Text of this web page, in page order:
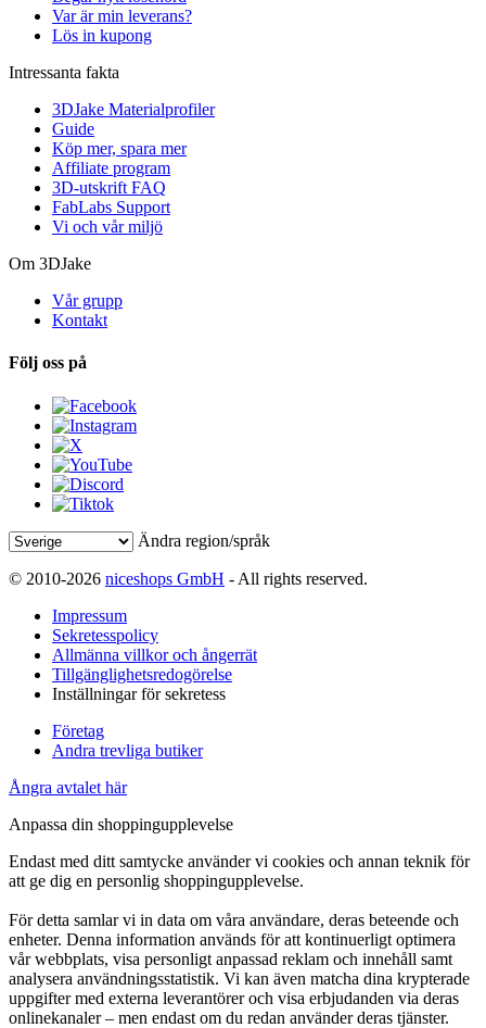
Var är min leverans?
Lös in kupong
Intressanta fakta
3DJake Materialprofiler
Guide
Köp mer, spara mer
Affiliate program
3D-utskrift FAQ
FabLabs Support
Vi och vår miljö
Om 3DJake
Vår grupp
Kontakt
Följ oss på
Ändra region/språk
© 2010-2026 niceshops GmbH - All rights reserved.
Impressum
Sekretesspolicy
Allmänna villkor och ångerrät
Tillgänglighetsredogörelse
Inställningar för sekretess
Företag
Andra trevliga butiker
Ångra avtalet här
Anpassa din shoppingupplevelse
Endast med ditt samtycke använder vi cookies och annan teknik för
att ge dig en personlig shoppingupplevelse.
För detta samlar vi in data om våra användare, deras beteende och
enheter. Denna information används för att kontinuerligt optimera
vår webbplats, visa personligt anpassad reklam och innehåll samt
analysera användningsstatistik. Vi kan även matcha dina krypterade
uppgifter med externa leverantörer och visa erbjudanden via deras
onlinekanaler – men endast om du redan använder deras tjänster.